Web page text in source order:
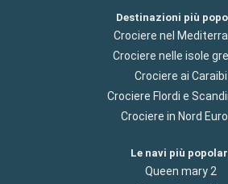
Destinazioni più
Crociere nel
Crociere nelle isole
Crociere ai Caraibi
Crociere Flordi e
Crociere in Nord
Le navi più
Queen mary 2